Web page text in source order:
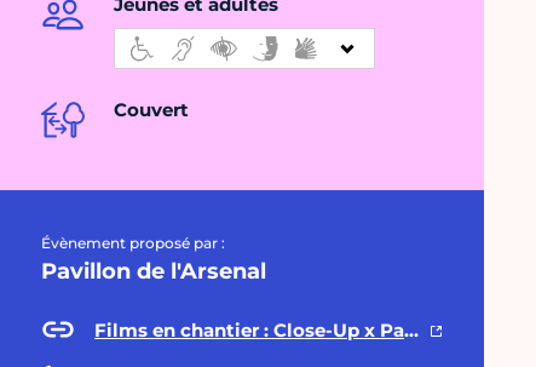
Couvert
Évènement proposé par :
Pavillon de l'Arsenal
Films en chantier : Close-Up x Pavillon de l'Arsenal